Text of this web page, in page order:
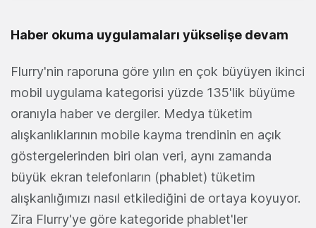
Haber okuma uygulamaları yükselişe devam
Flurry'nin raporuna göre yılın en çok büyüyen ikinci
mobil uygulama kategorisi yüzde 135'lik büyüme
oranıyla haber ve dergiler. Medya tüketim
alışkanlıklarının mobile kayma trendinin en açık
göstergelerinden biri olan veri, aynı zamanda
büyük ekran telefonların (phablet) tüketim
alışkanlığımızı nasıl etkilediğini de ortaya koyuyor.
Zira Flurry'ye göre kategoride phablet'ler